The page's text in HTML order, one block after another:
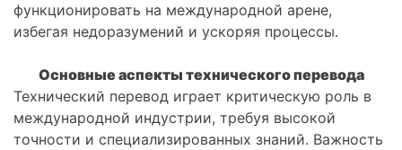
функционировать на международной арене,
избегая недоразумений и ускоряя процессы.
Основные аспекты технического перевода
Технический перевод играет критическую роль в
международной индустрии, требуя высокой
точности и специализированных знаний. Важность